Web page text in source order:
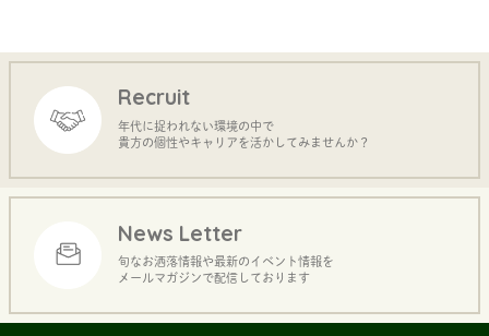
Recruit
年代に捉われない環境の中で
貴方の個性やキャリアを活かしてみませんか？
News Letter
旬なお洒落情報や最新のイベント情報を
メールマガジンで配信しております